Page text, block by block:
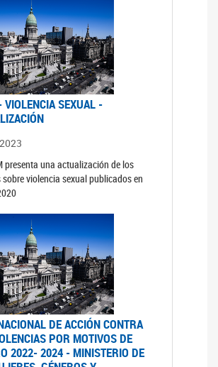
VIOLENCIA SEXUAL -
presenta una actualización de los
sobre violencia sexual publicados en
DE ACCIÓN CONTRA
POR MOTIVOS DE
2022- 2024 - MINISTERIO DE